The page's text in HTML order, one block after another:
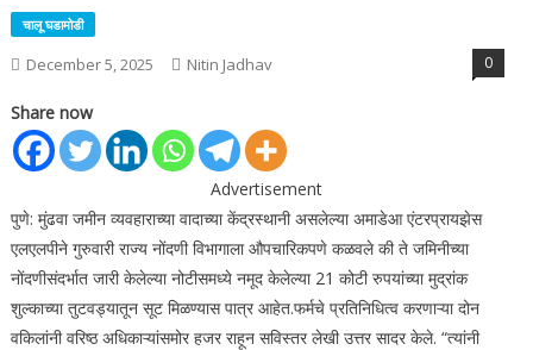
चालू घडामोडी
December 5, 2025 Nitin Jadhav 0
Share now
Advertisement
पुणे: मुंढवा जमीन व्यवहाराच्या वादाच्या केंद्रस्थानी असलेल्या अमाडेआ एंटरप्रायझेस
एलएलपीने गुरुवारी राज्य नोंदणी विभागाला औपचारिकपणे कळवले की ते जमिनीच्या
नोंदणीसंदर्भात जारी केलेल्या नोटीसमध्ये नमूद केलेल्या 21 कोटी रुपयांच्या मुद्रांक
शुल्काच्या तुटवड्यातून सूट मिळण्यास पात्र आहेत.फर्मचे प्रतिनिधित्व करणाऱ्या दोन
वकिलांनी वरिष्ठ अधिकाऱ्यांसमोर हजर राहून सविस्तर लेखी उत्तर सादर केले. “त्यांनी